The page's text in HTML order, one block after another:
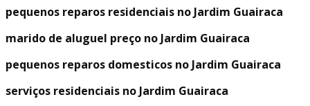
pequenos reparos residenciais no Jardim Guairaca
marido de aluguel preço no Jardim Guairaca
pequenos reparos domesticos no Jardim Guairaca
serviços residenciais no Jardim Guairaca